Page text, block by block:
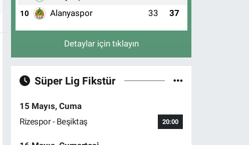
10 Alanyaspor 33 37
Detaylar için tıklayın
Süper Lig Fikstür
15 Mayıs, Cuma
Rizespor - Beşiktaş
20:00